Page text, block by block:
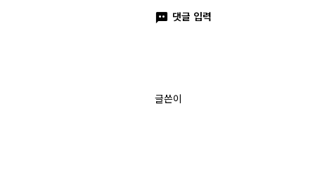
댓글 입력
글쓴이